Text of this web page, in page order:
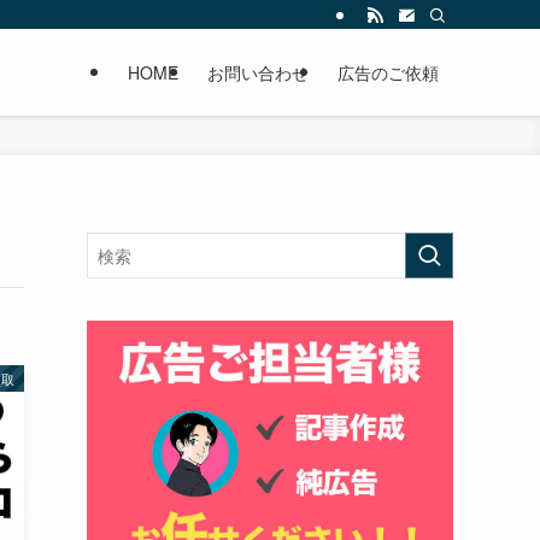
HOME お問い合わせ 広告のご依頼